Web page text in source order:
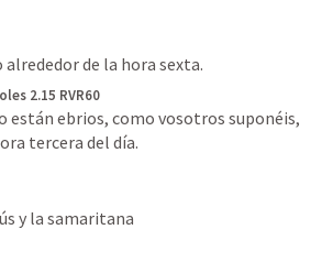
de la hora sexta.
2.15 RVR60
están ebrios, como vosotros suponéis,
tercera del día.
y la samaritana